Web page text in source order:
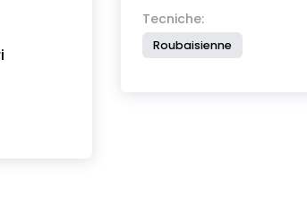
Tecniche:
Roubaisienne